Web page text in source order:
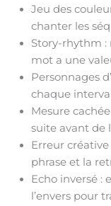
Jeu des
chanter les
Story-rhythm :
mot a une
Personnages
chaque
Mesure
suite avant de
Erreur
phrase et la
Echo inversé :
l’envers pour